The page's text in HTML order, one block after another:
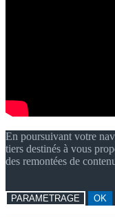
En poursuivant votre
tiers destinés à vous
des remontées de
PARAMETRAGE OK